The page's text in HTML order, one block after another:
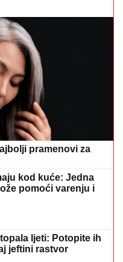
pramenovi za
kod kuće: Jedna
pomoći varenju i
ljeti: Potopite ih
jeftini rastvor